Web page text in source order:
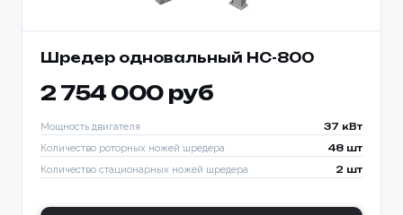
Шредер одновальный HC-800
2 754 000 руб
Мощность двигателя 37 кВт
Количество роторных ножей шредера 48 шт
Количество стационарных ножей шредера 2 шт